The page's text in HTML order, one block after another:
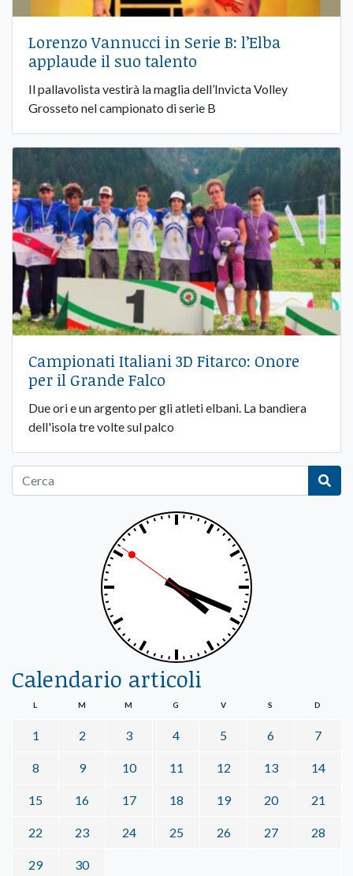
Lorenzo Vannucci in Serie B: l’Elba
applaude il suo talento
Il pallavolista vestirà la maglia dell’Invicta Volley
Grosseto nel campionato di serie B
Campionati Italiani 3D Fitarco: Onore
per il Grande Falco
Due ori e un argento per gli atleti elbani. La bandiera
dell'isola tre volte sul palco
Calendario articoli
L M M G V S D
1 2 3 4 5 6 7
8 9 10 11 12 13 14
15 16 17 18 19 20 21
22 23 24 25 26 27 28
29 30